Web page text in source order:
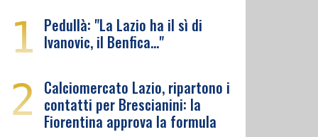
1 Pedullà: "La Lazio ha il sì di
Ivanovic, il Benfica…"
2 Calciomercato Lazio, ripartono i
contatti per Brescianini: la
Fiorentina approva la formula